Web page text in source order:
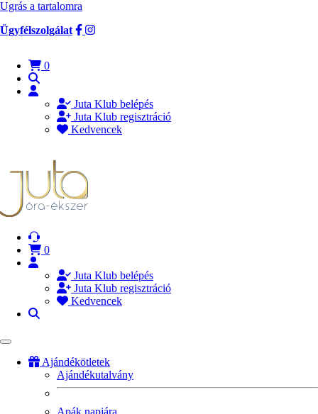
Ugrás a tartalomra
Ügyfélszolgálat
0
Juta Klub belépés
Juta Klub regisztráció
Kedvencek
0
Juta Klub belépés
Juta Klub regisztráció
Kedvencek
Ajándékötletek
Ajándékutalvány
Apák napjára